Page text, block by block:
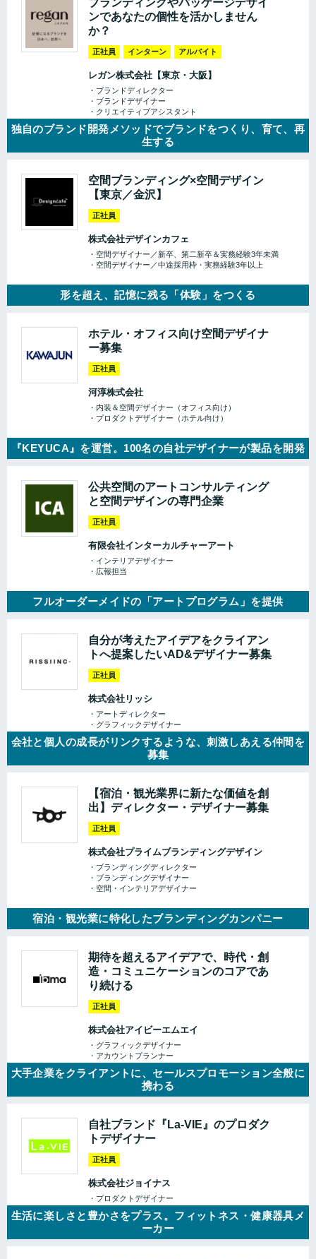
ンであなたの個性を活かしません
か？
正社員 インターン アルバイト
レガン株式会社【東京・大阪】
・ブランドディレクター
・ブランドデザイナー
・クリエイティブアシスタント
独自のブランド開発メソッドでブランドをつくり、育て、再
生する
空間ブランディング×空間デザイン
【東京／金沢】
正社員
株式会社デザインカフェ
・空間デザイナー／新卒、第二新卒＆実務経験3年未満
・空間デザイナー／中途採用枠・実務経験3年以上
形を超え、記憶に残る「体験」をつくる
ホテル・オフィス向け空間デザイナ
ー募集
正社員
河淳株式会社
・内装＆空間デザイナー（オフィス向け）
・プロダクトデザイナー（ホテル向け）
『KEYUCA』を運営。100名の自社デザイナーが製品を開発
公共空間のアートコンサルティング
と空間デザインの専門企業
正社員
有限会社インターカルチャーアート
・インテリアデザイナー
・広報担当
フルオーダーメイドの「アートプログラム」を提供
自分が考えたアイデアをクライアン
トへ提案したいAD&デザイナー募集
正社員
株式会社リッシ
・アートディレクター
・グラフィックデザイナー
会社と個人の成長がリンクするような、刺激しあえる仲間を
募集
【宿泊・観光業界に新たな価値を創
出】ディレクター・デザイナー募集
正社員
株式会社プライムブランディングデザイン
・ブランディングディレクター
・ブランディングデザイナー
・空間・インテリアデザイナー
宿泊・観光業に特化したブランディングカンパニー
期待を超えるアイデアで、時代・創
造・コミュニケーションのコアであ
り続ける
正社員
株式会社アイビーエムエイ
・グラフィックデザイナー
・アカウントプランナー
大手企業をクライアントに、セールスプロモーション全般に
携わる
自社ブランド『La-VIE』のプロダク
トデザイナー
正社員
株式会社ジョイナス
・プロダクトデザイナー
生活に楽しさと豊かさをプラス。フィットネス・健康器具メ
ーカー